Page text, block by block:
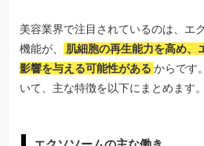
美容業界で注目されているのは、エ
機能が、
肌細胞の再生能力を高め、
影響を与える可能性がある からです
いて、主な特徴を以下にまとめます。